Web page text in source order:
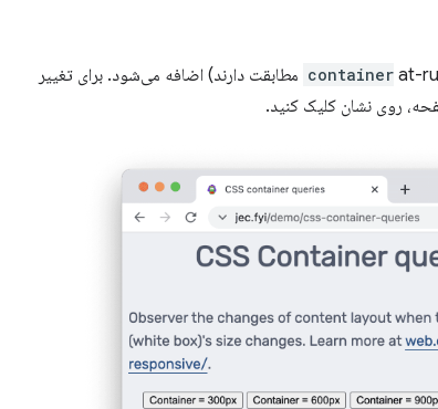
at-rules مطابقت دارند) اضافه می‌شود. برای تغییر
روی نشان کلیک کنید.